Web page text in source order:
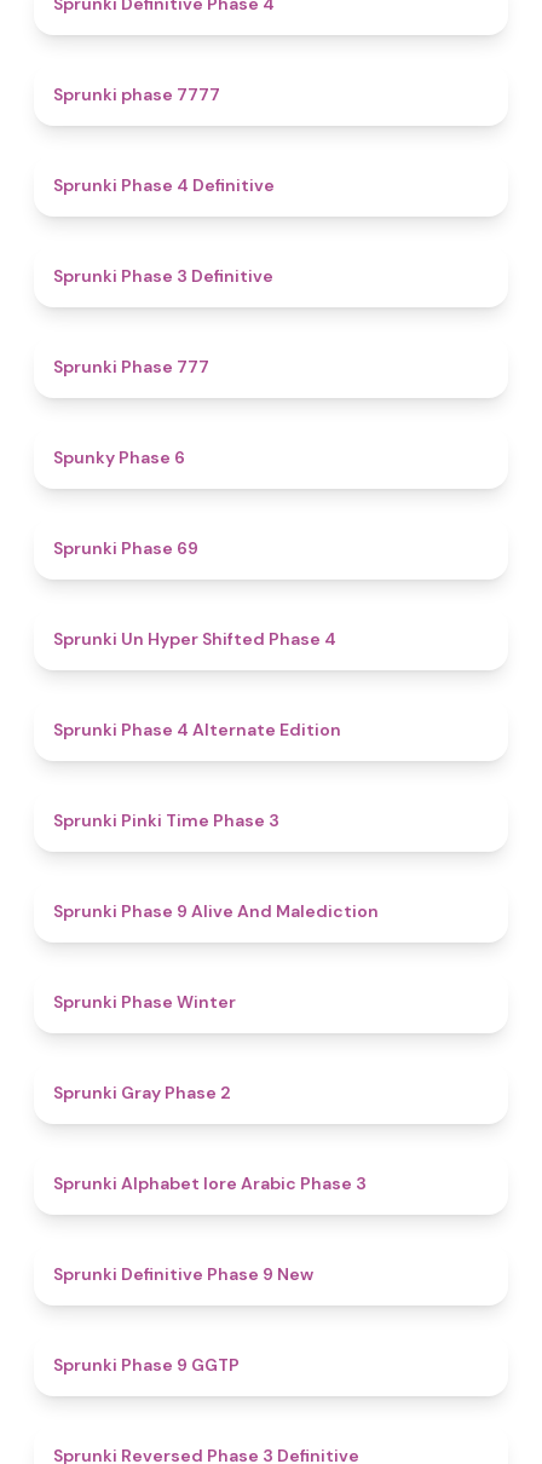
Sprunki phase 7777
Sprunki Phase 4 Definitive
Sprunki Phase 3 Definitive
Sprunki Phase 777
Spunky Phase 6
Sprunki Phase 69
Sprunki Un Hyper Shifted Phase 4
Sprunki Phase 4 Alternate Edition
Sprunki Pinki Time Phase 3
Sprunki Phase 9 Alive And Malediction
Sprunki Phase Winter
Sprunki Gray Phase 2
Sprunki Alphabet lore Arabic Phase 3
Sprunki Definitive Phase 9 New
Sprunki Phase 9 GGTP
Sprunki Reversed Phase 3 Definitive